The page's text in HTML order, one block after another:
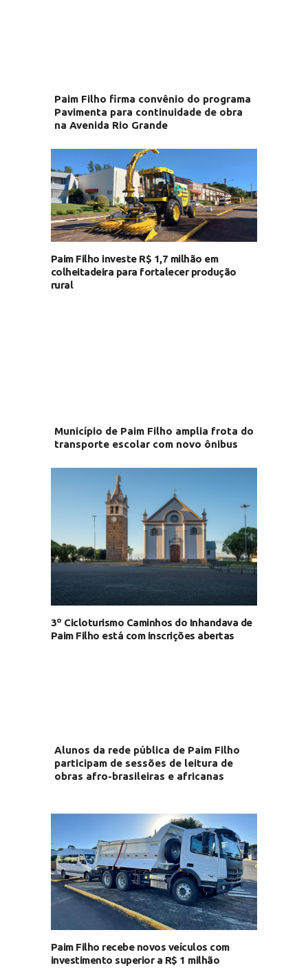
Paim Filho firma convênio do programa
Pavimenta para continuidade de obra
na Avenida Rio Grande
Paim Filho investe R$ 1,7 milhão em
colheitadeira para fortalecer produção
rural
Município de Paim Filho amplia frota do
transporte escolar com novo ônibus
3º Cicloturismo Caminhos do Inhandava de
Paim Filho está com inscrições abertas
Alunos da rede pública de Paim Filho
participam de sessões de leitura de
obras afro-brasileiras e africanas
Paim Filho recebe novos veículos com
investimento superior a R$ 1 milhão